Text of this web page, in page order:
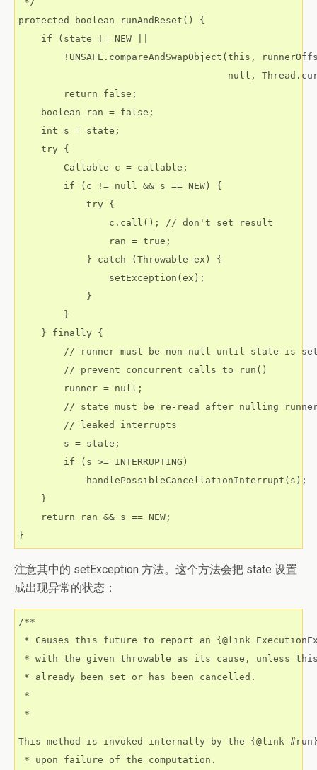
protected boolean runAndReset() {
    if (state != NEW ||
!UNSAFE.compareAndSwapObject(this,
null,
        return false;
    boolean ran = false;
    int s = state;
    try {
        Callable
c = callable;
        if (c != null && s == NEW) {
            try {
                c.call(); // don't set result
                ran = true;
            } catch (Throwable ex) {
                setException(ex);
            }
        }
    } finally {
// runner must be non-null until state is
        // prevent concurrent calls to run()
        runner = null;
// state must be re-read after nulling
        // leaked interrupts
        s = state;
        if (s >= INTERRUPTING)
            handlePossibleCancellationInterrupt(s);
    }
    return ran && s == NEW;
}
注意其中的 setException 方法。这个方法会把 state 设置
成出现异常的状态：
/**
* Causes this future to report an {@link
* with the given throwable as its cause, unless
* already been set or has been cancelled.
*
*
This method is invoked internally by the {@link #run}
* upon failure of the computation.